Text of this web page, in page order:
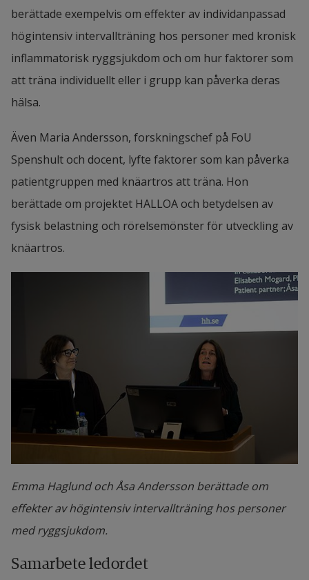
berättade exempelvis om effekter av individanpassad
högintensiv intervallträning hos personer med kronisk
inflammatorisk ryggsjukdom och om hur faktorer som
att träna individuellt eller i grupp kan påverka deras
hälsa.
Även Maria Andersson, forskningschef på FoU
Spenshult och docent, lyfte faktorer som kan påverka
patientgruppen med knäartros att träna. Hon
fysisk belastning och rörelsemönster för utveckling av
knäartros.
Emma Haglund och Åsa Andersson berättade om
effekter av högintensiv intervallträning hos personer
med ryggsjukdom.
Samarbete ledordet